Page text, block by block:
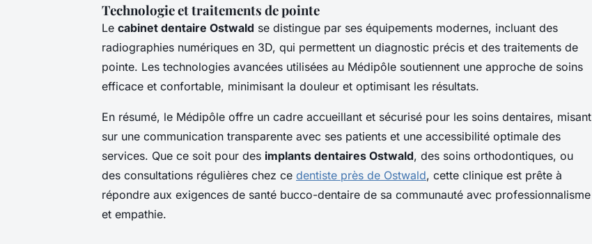
Technologie et traitements de pointe
Le cabinet dentaire Ostwald se distingue par ses équipements modernes, incluant des
radiographies numériques en 3D, qui permettent un diagnostic précis et des traitements de
pointe. Les technologies avancées utilisées au Médipôle soutiennent une approche de soins
efficace et confortable, minimisant la douleur et optimisant les résultats.
En résumé, le Médipôle offre un cadre accueillant et sécurisé pour les soins dentaires, misant
sur une communication transparente avec ses patients et une accessibilité optimale des
services. Que ce soit pour des implants dentaires Ostwald, des soins orthodontiques, ou
des consultations régulières chez ce dentiste près de Ostwald, cette clinique est prête à
répondre aux exigences de santé bucco-dentaire de sa communauté avec professionnalisme
et empathie.